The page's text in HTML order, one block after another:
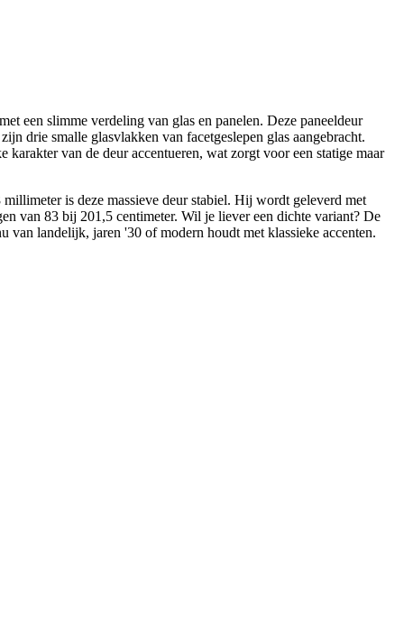
een slimme verdeling van glas en panelen. Deze paneeldeur
drie smalle glasvlakken van facetgeslepen glas aangebracht.
van de deur accentueren, wat zorgt voor een statige maar
is deze massieve deur stabiel. Hij wordt geleverd met
van 83 bij 201,5 centimeter. Wil je liever een dichte variant? De
landelijk, jaren '30 of modern houdt met klassieke accenten.